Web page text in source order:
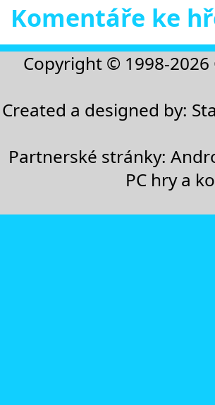
Komentáře ke
Copyright © 1998-2026
Created a designed by:
Partnerské stránky:
PC hry a